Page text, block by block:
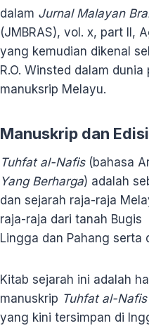
dalam Jurnal Malayan
(JMBRAS), vol. x, part II,
yang kemudian dikenal
R.O. Winsted dalam
manuksrip Melayu.
Manuskrip dan
Tuhfat al-Nafis(bahasa
Yang Berharga) adalah
dan sejarah raja-raja
raja-raja dari tanah Bugis
Lingga dan Pahang serta
Kitab sejarah ini adalah
manuskrip Tuhfat al-Nafis
yang kini tersimpan di